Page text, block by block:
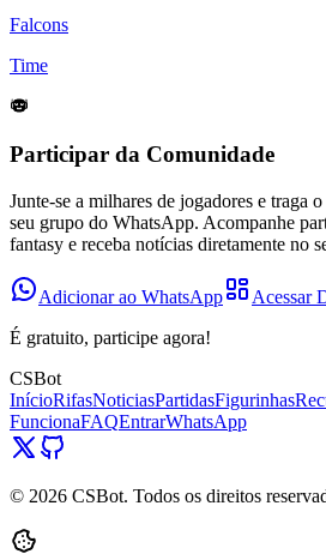
Falcons
Time
Participar da Comunidade
Junte-se a milhares de jogadores e traga
seu grupo do WhatsApp. Acompanhe
fantasy e receba notícias diretamente no
Adicionar ao WhatsApp
Acessar
É gratuito, participe agora!
CSBot
InícioRifasNoticiasPartidasFigurinhas
FuncionaFAQEntrarWhatsApp
© 2026 CSBot. Todos os direitos